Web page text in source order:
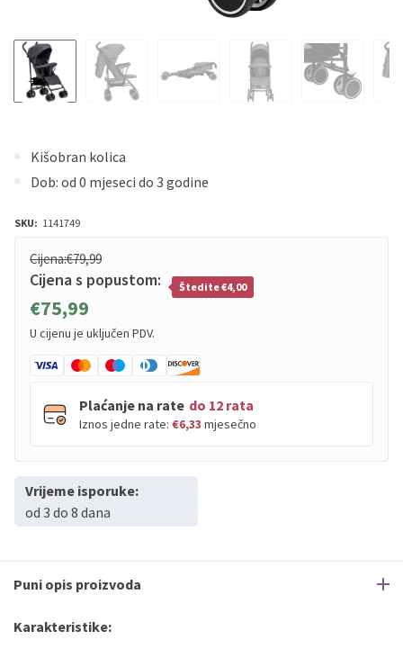
Kišobran kolica
Dob: od 0 mjeseci do 3 godine
SKU: 1141749
Cijena:€79,99
Cijena s popustom:
€75,99
Štedite €4,00
U cijenu je uključen PDV.
Plaćanje na rate do 12 rata
Iznos jedne rate: €6,33 mjesečno
PBZ
PBZ
Erste
Maestro do12rata
Erste
Vrijeme isporuke:
od 3 do 8 dana
Puni opis proizvoda
Karakteristike: